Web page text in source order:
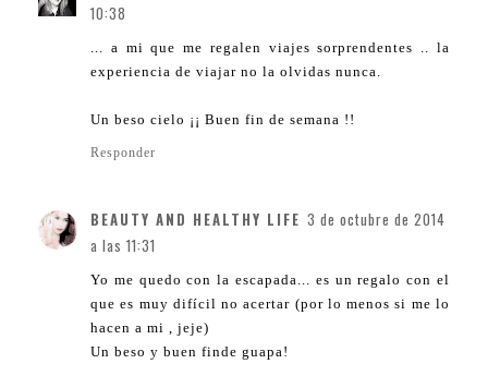
10:38
... a mi que me regalen viajes sorprendentes .. la
experiencia de viajar no la olvidas nunca.
Un beso cielo ¡¡ Buen fin de semana !!
Responder
BEAUTY AND HEALTHY LIFE 3 de octubre de 2014
a las 11:31
Yo me quedo con la escapada... es un regalo con el
que es muy difícil no acertar (por lo menos si me lo
hacen a mi , jeje)
Un beso y buen finde guapa!